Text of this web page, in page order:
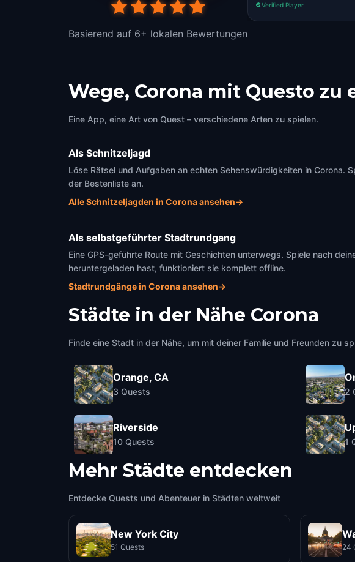
Basierend auf 6+ lokalen Bewertungen
Verified Player
Wege, Corona mit Questo zu
Eine App, eine Art von Quest – verschiedene Arten zu spielen.
Als Schnitzeljagd
Löse Rätsel und Aufgaben an echten Sehenswürdigkeiten in Corona.
der Bestenliste an.
Alle Schnitzeljagden in Corona ansehen→
Als selbstgeführter Stadtrundgang
Eine GPS-geführte Route mit Geschichten unterwegs. Spiele nach
heruntergeladen hast, funktioniert sie komplett offline.
Stadtrundgänge in Corona ansehen→
Städte in der Nähe Corona
Finde eine Stadt in der Nähe, um mit deiner Familie und Freunden zu
Orange, CA
3 Quests
Riverside
10 Quests
2
1
Mehr Städte entdecken
Entdecke Quests und Abenteuer in Städten weltweit
New York City
51 Quests 24